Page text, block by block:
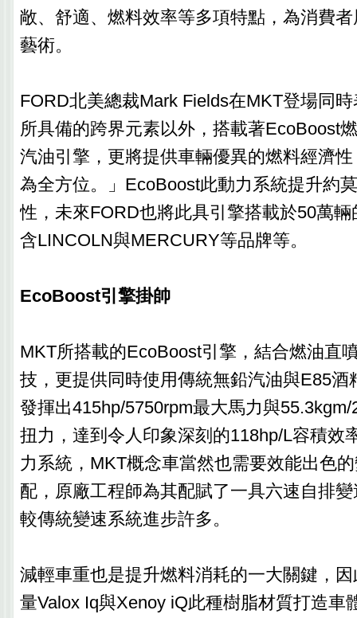
敞、舒適、燃料效率等多項特點，為消費
藝術。
FORD北美總裁Mark Fields在MKT登場同
所具備的跨界元素以外，搭載著EcoBoost
汽油引擎，更將提供車輛優異的燃料經濟
為全方位。」EcoBoost此動力系統提升約
性，未來FORD也將此具引擎搭載於50萬
含LINCOLN與MERCURY等品牌等。
EcoBoost引擎掛帥
MKT所搭載的EcoBoost引擎，結合燃油直
技，更提供同時使用傳統無鉛汽油與E85酒
發揮出415hp/5750rpm最大馬力與
扭力，達到令人印象深刻的118hp/L容積效
力系統，MKT概念車當然也需要效能出色
配，原廠工程師為其配賦了一具六速自排
較傳統變速系統進步許多。
減輕車重也是提升燃料消耗的一大關鍵，
量Valox Iq與Xenoy iQ此種樹脂材質打造車